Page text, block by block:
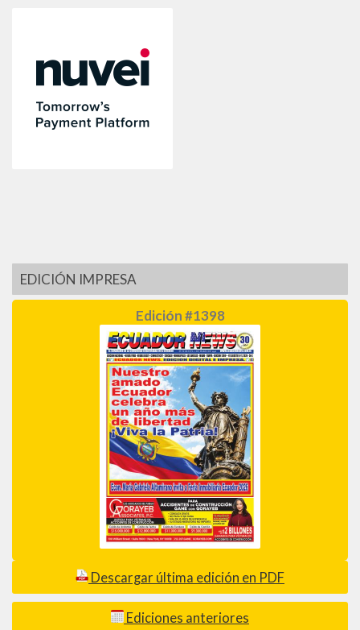
EDICIÓN IMPRESA
Edición #1398
Descargar última edición en PDF
Ediciones anteriores